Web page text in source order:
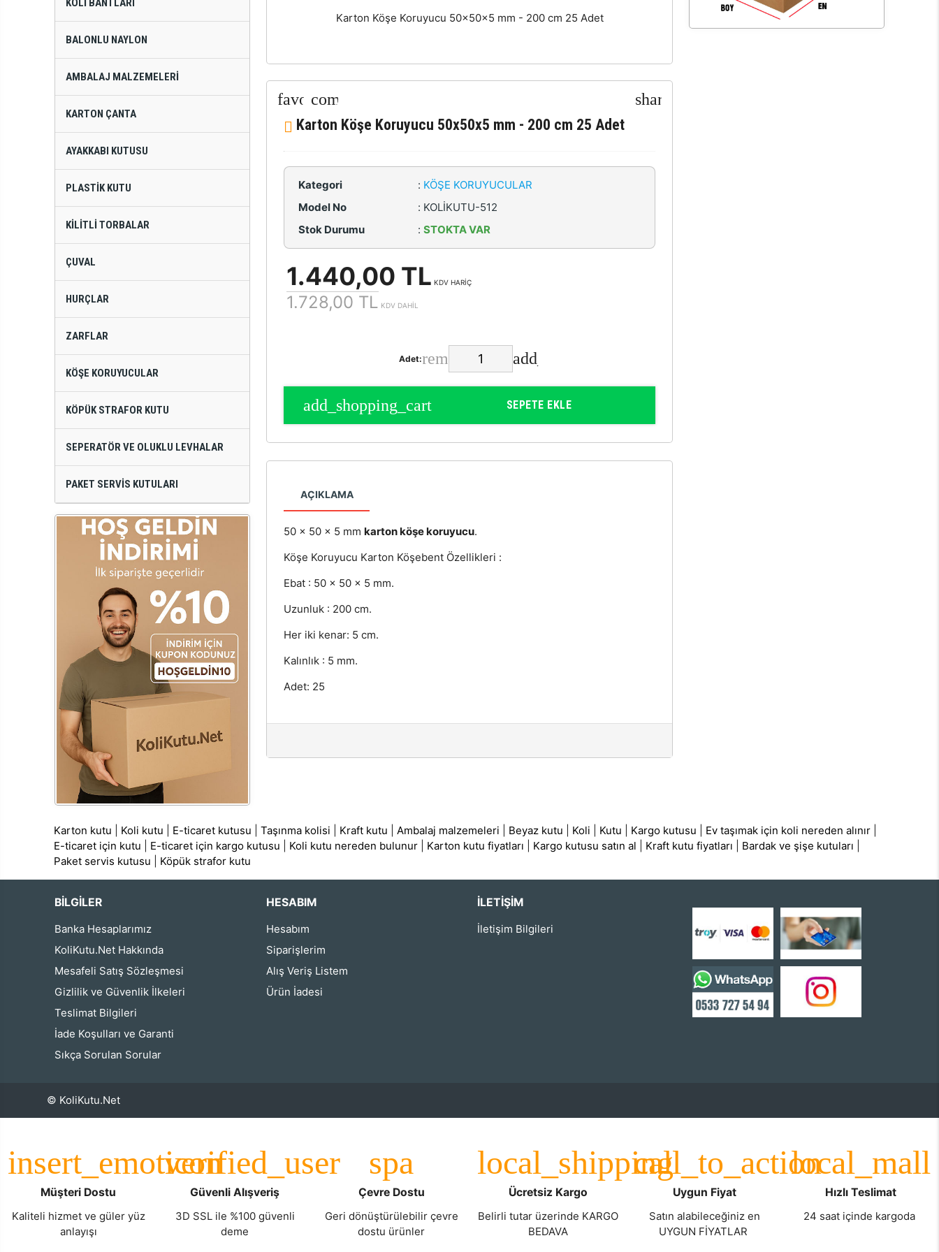
KOLI BANTLARI
BALONLU NAYLON
AMBALAJ MALZEMELERI
KARTON ÇANTA
AYAKKABI KUTUSU
PLASTIK KUTU
KILITLI TORBALAR
ÇUVAL
HURÇLAR
ZARFLAR
KÖŞE KORUYUCULAR
KÖPÜK STRAFOR KUTU
SEPERATÖR VE OLUKLU LEVHALAR
PAKET SERVIS KUTULARI
Karton Köşe Koruyucu 50x50x5 mm - 200 cm 25 Adet
Karton Köşe Koruyucu 50x50x5 mm - 200 cm 25 Adet
Kategori : KÖŞE KORUYUCULAR
Model No
: KOLİKUTU-512
Stok Durumu
: STOKTA VAR
1.440,00 TL KDV HARİÇ
1.728,00 TL KDV DAHİL
Adet:
SEPETE EKLE
AÇIKLAMA
50 x 50 x 5 mm karton köşe koruyucu.
Köşe Koruyucu Karton Köşebent Özellikleri :
Ebat : 50 x 50 x 5 mm.
Uzunluk : 200 cm.
Her iki kenar: 5 cm.
Kalınlık : 5 mm.
Adet: 25
Karton kutu Koli kutu E-ticaret kutusu |Taşınma kolisi Kraft kutu |Ambalaj malzemeleri Beyaz kutu Koli Kutu Kargo kutusu Ev taşımak için koli nereden alınır
E-ticaret için kutu
E-ticaret için kargo kutusu Koli kutu nereden bulunur Karton kutu fiyatları Kargo kutusu satın al Kraft kutu fiyatları Bardak ve şişe kutuları
Paket servis kutusu
Köpük strafor kutu
BİLGİLER
Banka Hesaplarımız
KoliKutu.Net Hakkında
Mesafeli Satış Sözleşmesi
Gizlilik ve Güvenlik İlkeleri
Teslimat Bilgileri
İade Koşulları ve Garanti
Sıkça Sorulan Sorular
HESABIM
Hesabım
Siparişlerim
Alış Veriş Listem
Ürün İadesi
İLETIŞIM
İletişim Bilgileri
© KoliKutu.Net
Müşteri Dostu
Kaliteli hizmet ve güler yüz
anlayışı
Güvenli Alışveriş
3D SSL ile %100 güvenli
deme
Çevre Dostu
Geri dönüştürülebilir çevre
dostu ürünler
Ücretsiz Kargo
Belirli tutar üzerinde KARGO
BEDAVA
Uygun Fiyat
Satın alabileceğiniz en
UYGUN FİYATLAR
Hızlı Teslimat
24 saat içinde kargoda